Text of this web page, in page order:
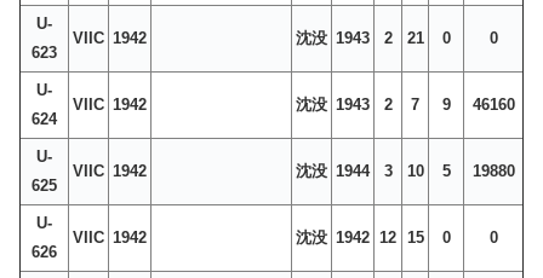
U-
623
VIIC 1942 沈没 1943 2 21 0 0
U-
624
VIIC 1942 沈没 1943 2 7 9 46160
U-
625
VIIC 1942 沈没 1944 3 10 5 19880
U-
626
VIIC 1942 沈没 1942 12 15 0 0